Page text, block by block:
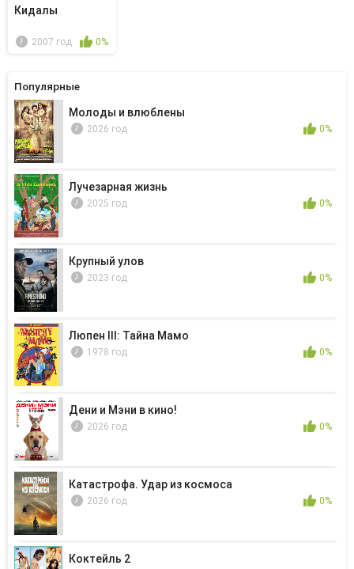
Популярные
Молоды и влюблены
2026 год 0%
Лучезарная жизнь
2025 год 0%
Крупный улов
2023 год 0%
Люпен III: Тайна Мамо
1978 год 0%
Дени и Мэни в кино!
2026 год 0%
Катастрофа. Удар из космоса
2026 год 0%
Коктейль 2
Кидалы
2007 год 0%